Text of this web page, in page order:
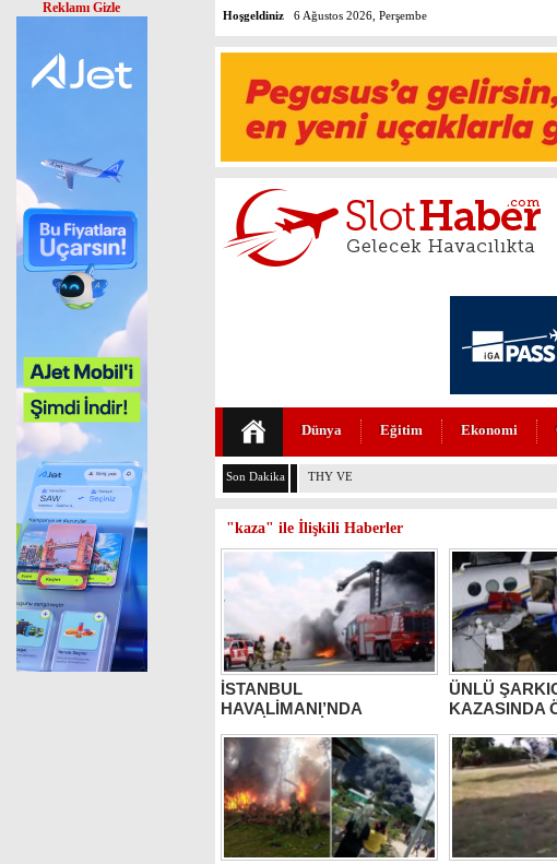
Hoşgeldiniz 6 Ağustos 2026, Perşembe
Dünya Eğitim Ekonomi
Son Dakika THY VE PEGASUS DÜNYANIN EN
"kaza" ile İlişkili Haberler
İSTANBUL
HAVALİMANI’NDA
ÜNLÜ
KAZASINDA
Reklamı Gizle